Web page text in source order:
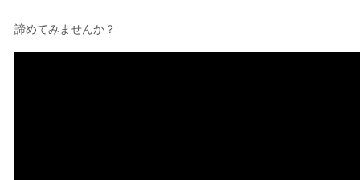
諦めてみませんか？